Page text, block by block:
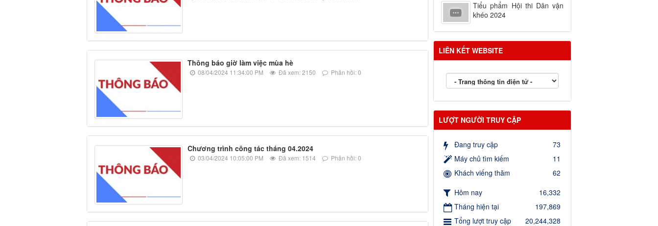
Thông báo giờ làm việc mùa hè
08/04/2024 11:34:00 PM Đã xem: 2150 Phản hồi: 0
Chương trình công tác tháng 04.2024
03/04/2024 10:05:00 PM Đã xem: 1514 Phản hồi: 0
Tiểu phẩm Hội thi Dân vận
khéo 2024
LIÊN KẾT WEBSITE
LƯỢT NGƯỜI TRUY CẬP
Đang truy cập
73
Máy chủ tìm kiếm
11
Khách viếng thăm
62
Hôm nay
16,332
Tháng hiện tại
197,869
Tổng lượt truy cập
20,244,328